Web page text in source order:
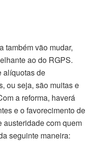
também vão mudar,
ao do RGPS.
alíquotas de
ou seja, são muitas e
a reforma, haverá
e o favorecimento de
austeridade com quem
seguinte maneira: